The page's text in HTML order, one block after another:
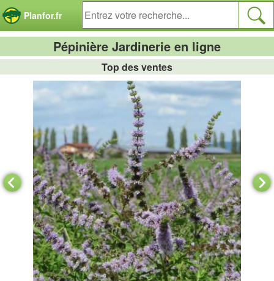
Planfor.fr
Pépinière Jardinerie en ligne
Top des ventes
Panneau de gestion des cookies